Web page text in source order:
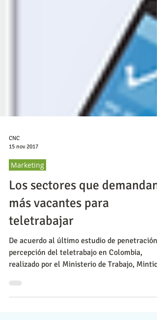
CNC
15 nov 2017
Marketing
Los sectores que demandan
más vacantes para
teletrabajar